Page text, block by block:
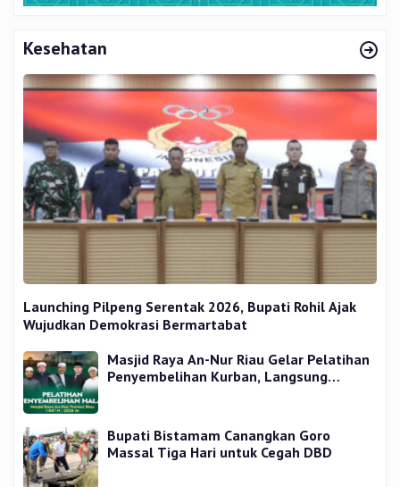
Kesehatan
Launching Pilpeng Serentak 2026, Bupati Rohil Ajak
Wujudkan Demokrasi Bermartabat
Masjid Raya An-Nur Riau Gelar Pelatihan
Penyembelihan Kurban, Langsung
Bupati Bistamam Canangkan Goro
Massal Tiga Hari untuk Cegah DBD